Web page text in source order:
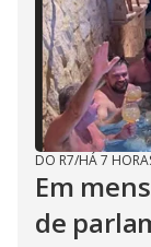
DO R7/HÁ 7
Em
de